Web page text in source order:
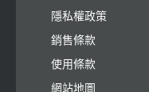
隱私權政策
銷售條款
使用條款
網站地圖